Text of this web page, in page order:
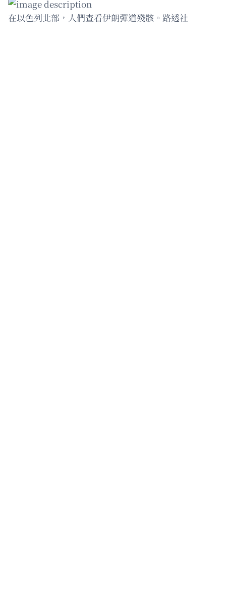
在以色列北部，人們查看伊朗彈道殘骸。路透社